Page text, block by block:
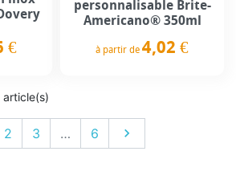
€
personnalisable Brite-
Americano® 350ml
à partir de 4,02 €
2 3 … 6 Suivant
